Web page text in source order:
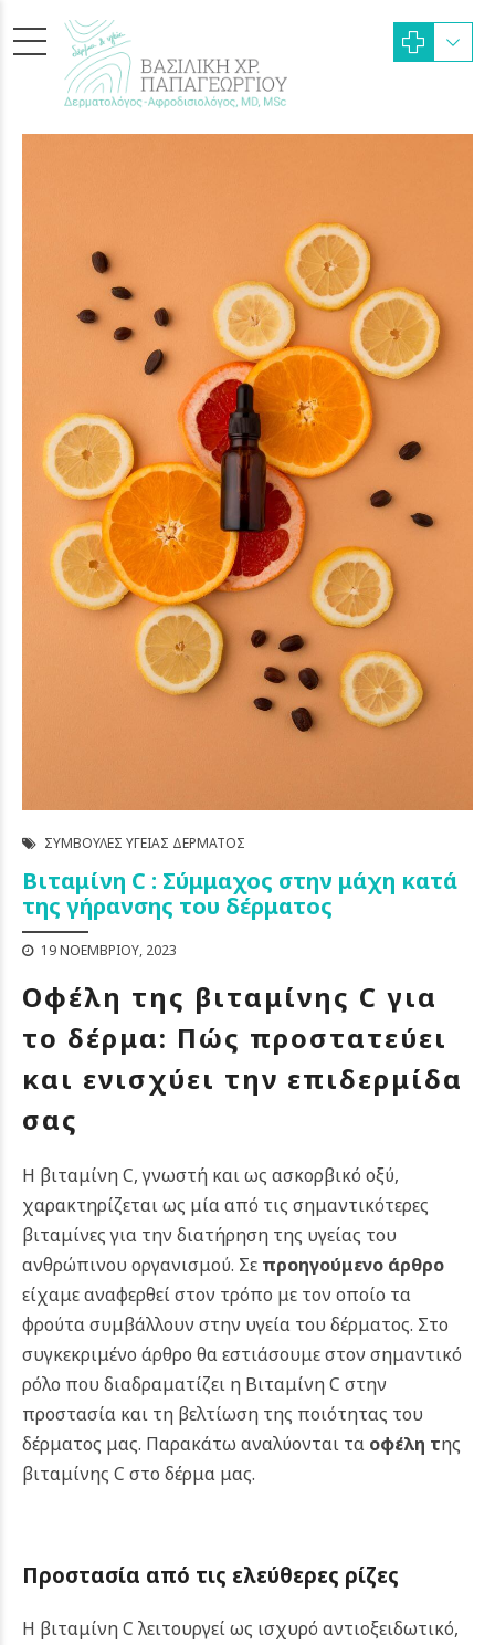
ΣΥΜΒΟΥΛΈΣ ΥΓΕΊΑΣ ΔΈΡΜΑΤΟΣ
Βιταμίνη C : Σύμμαχος στην μάχη κατά
της γήρανσης του δέρματος
19 ΝΟΕΜΒΡΊΟΥ, 2023
Οφέλη της βιταμίνης C για
το δέρμα: Πώς προστατεύει
και ενισχύει την επιδερμίδα
σας
Η βιταμίνη C, γνωστή και ως ασκορβικό οξύ,
χαρακτηρίζεται ως μία από τις σημαντικότερες
βιταμίνες για την διατήρηση της υγείας του
ανθρώπινου οργανισμού. Σε προηγούμενο άρθρο
είχαμε αναφερθεί στον τρόπο με τον οποίο τα
φρούτα συμβάλλουν στην υγεία του δέρματος. Στο
συγκεκριμένο άρθρο θα εστιάσουμε στον σημαντικό
ρόλο που διαδραματίζει η Βιταμίνη C στην
προστασία και τη βελτίωση της ποιότητας του
δέρματος μας. Παρακάτω αναλύονται τα oφέλη της
βιταμίνης C στο δέρμα μας.
Προστασία από τις ελεύθερες ρίζες
Η βιταμίνη C λειτουργεί ως ισχυρό αντιοξειδωτικό,